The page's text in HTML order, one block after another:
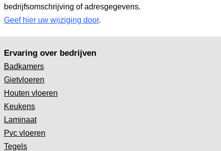
bedrijfsomschrijving of adresgegevens.
Geef hier uw wijziging door.
Ervaring over bedrijven
Badkamers
Gietvloeren
Houten vloeren
Keukens
Laminaat
Pvc vloeren
Tegels